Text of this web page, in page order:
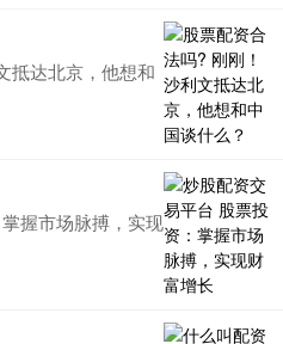
抵达北京，他想和
握市场脉搏，实现